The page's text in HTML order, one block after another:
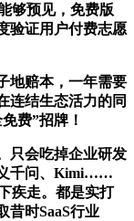
够预见，免费版
验证用户付费志愿
赔本，一年需要
连结生态活力的同
费”招牌！
会吃掉企业研发
义千问、Kimi……
疾走。都是实打
昔时SaaS行业